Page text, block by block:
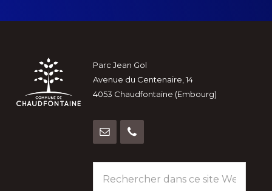
Footer
Parc Jean Gol
Avenue du Centenaire, 14
4053 Chaudfontaine (Embourg)
dans